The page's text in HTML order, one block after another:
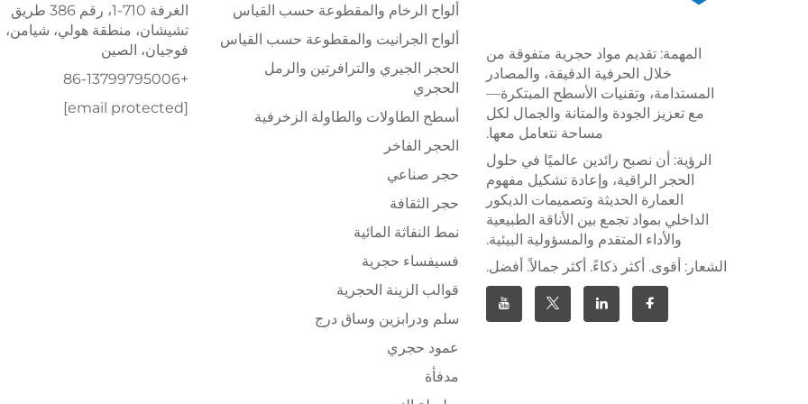
المهمة: تقديم مواد حجرية متفوقة من
خلال الحرفية الدقيقة، والمصادر
المستدامة، وتقنيات الأسطح المبتكرة—
مع تعزيز الجودة والمتانة والجمال لكل
مساحة نتعامل معها.
الرؤية: أن نصبح رائدين عالميًا في حلول
الحجر الراقية، وإعادة تشكيل مفهوم
العمارة الحديثة وتصميمات الديكور
الداخلي بمواد تجمع بين الأناقة الطبيعية
والأداء المتقدم والمسؤولية البيئية.
الشعار: أقوى. أكثر ذكاءً. أكثر جمالاً. أفضل.
ألواح الرخام والمقطوعة حسب القياس
ألواح الجرانيت والمقطوعة حسب القياس
الحجر الجيري والترافرتين والرمل
الحجري
أسطح الطاولات والطاولة الزخرفية
الحجر الفاخر
حجر صناعي
حجر الثقافة
نمط النفاثة المائية
فسيفساء حجرية
قوالب الزينة الحجرية
سلم ودرابزين وساق درج
عمود حجري
مدفأة
الغرفة 710-1، رقم 386 طريق
تشيشان، منطقة هولي، شيامن،
فوجيان، الصين
+86-13799795006
[email protected]